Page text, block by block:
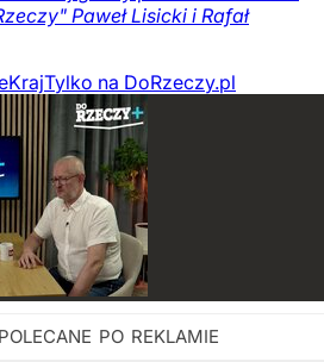
Paweł Lisicki i Rafał
KrajTylko na DoRzeczy.pl